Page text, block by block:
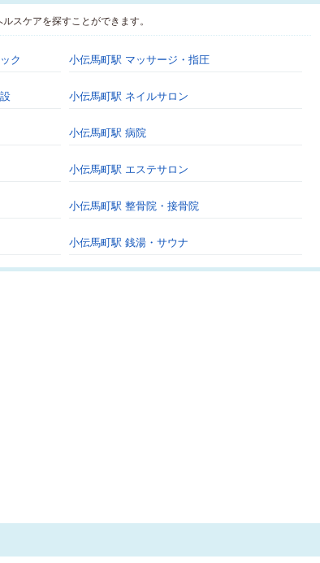
スケアを探すことができます。
ク 小伝馬町駅 マッサージ・指圧
小伝馬町駅 ネイルサロン
小伝馬町駅 病院
小伝馬町駅 エステサロン
小伝馬町駅 整骨院・接骨院
小伝馬町駅 銭湯・サウナ